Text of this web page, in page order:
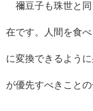
禰豆子も珠世と同
在です。人間を食
に変換できるよう
が優先すべきこと